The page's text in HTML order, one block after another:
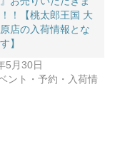
！【桃太郎王国 大
店の入荷情報とな
】
5月30日
ント・予約・入荷情